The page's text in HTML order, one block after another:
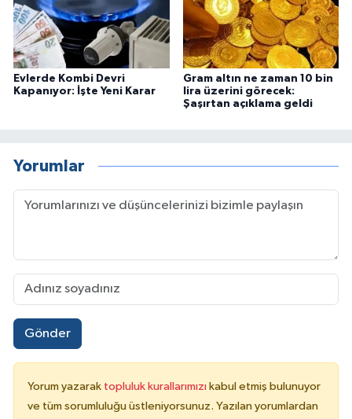
Evlerde Kombi Devri
Kapanıyor: İşte Yeni Karar
Gram altın ne zaman 10 bin
lira üzerini görecek:
Şaşırtan açıklama geldi
Yorumlar
Gönder
Yorum yazarak topluluk kurallarımızı kabul etmiş bulunuyor
ve tüm sorumluluğu üstleniyorsunuz. Yazılan yorumlardan